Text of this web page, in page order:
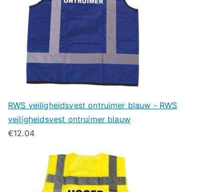
RWS veiligheidsvest ontruimer blauw - RWS
veiligheidsvest ontruimer blauw
€12.04